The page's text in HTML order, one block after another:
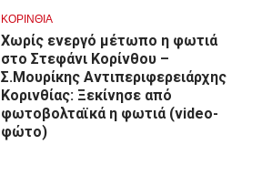
ΚΟΡΙΝΘΊΑ
Χωρίς ενεργό μέτωπο η φωτιά
στο Στεφάνι Κορίνθου –
Σ.Μουρίκης Αντιπεριφερειάρχης
Κορινθίας: Ξεκίνησε από
φωτοβολταϊκά η φωτιά (video-
φώτο)